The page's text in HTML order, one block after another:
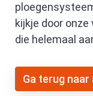
kijkje door
die helemaal
Ga terug